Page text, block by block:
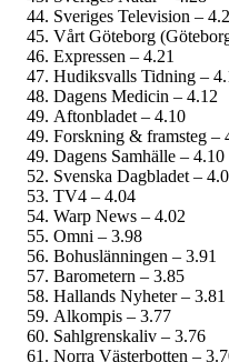
Sveriges Television –
Vårt Göteborg
Expressen – 4.21
Hudiksvalls Tidning –
Dagens Medicin – 4.12
Aftonbladet – 4.10
Forskning & framsteg –
Dagens Samhälle – 4.10
Svenska Dagbladet –
TV4 – 4.04
Warp News – 4.02
Omni – 3.98
Bohuslänningen – 3.91
Barometern – 3.85
Hallands Nyheter – 3.81
Alkompis – 3.77
Sahlgrenskaliv – 3.76
Norra Västerbotten –